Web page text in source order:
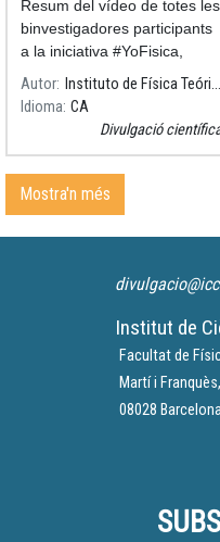
Resum del vídeo de totes les
binvestigadores participants
a la iniciativa #YoFisica,
impulsada per l'Instituto de
Física Teórica IFT en motiu
de la celebració del Dia
Internacional de la Dona i la
Autor
Instituto de Física Teórica IFT
Idioma CA
Divulgació
Mostra'n més
Institut de
Facultat de
Martí i
08028